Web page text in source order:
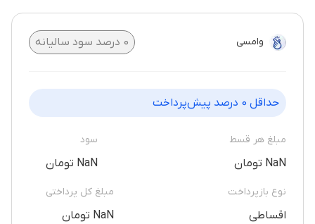
وامسی 0 درصد سود سالیانه
حداقل 0 درصد پیش‌پرداخت
مبلغ هر قسط
NaN تومان
سود
NaN تومان
نوع بازپرداخت
اقساطی
مبلغ کل پرداختی
NaN تومان